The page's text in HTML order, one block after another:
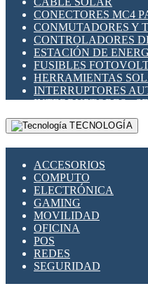
CONECTORES MC4
CONMUTADORES Y
CONTROLADORES
ESTACIÓN DE
FUSIBLES
HERRAMIENTAS
INTERRUPTORES
INTERRUPTORES -
FOTOVOLTÁICOS
MONTAJE PANEL
SUPRESOR DE
APLICACIONES
TECNOLOGÍA
ACCESORIOS
COMPUTO
ELECTRÓNICA
GAMING
MOVILIDAD
OFICINA
POS
REDES
SEGURIDAD